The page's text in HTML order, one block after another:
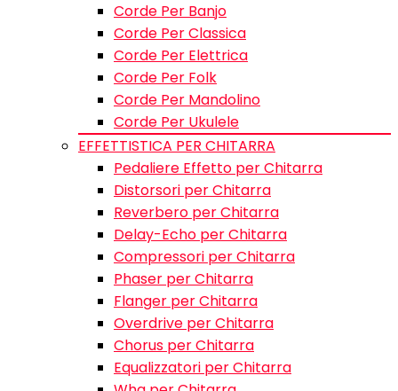
Corde Per Banjo
Corde Per Classica
Corde Per Elettrica
Corde Per Folk
Corde Per Mandolino
Corde Per Ukulele
EFFETTISTICA PER CHITARRA
Pedaliere Effetto per Chitarra
Distorsori per Chitarra
Reverbero per Chitarra
Delay-Echo per Chitarra
Compressori per Chitarra
Phaser per Chitarra
Flanger per Chitarra
Overdrive per Chitarra
Chorus per Chitarra
Equalizzatori per Chitarra